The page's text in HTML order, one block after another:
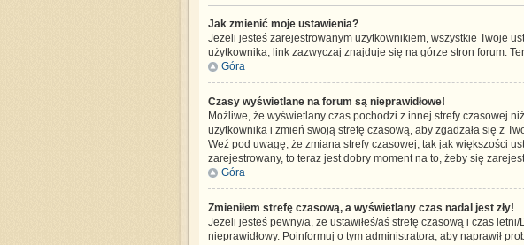
Jak zmienić moje ustawienia?
Jeżeli jesteś zarejestrowanym użytkownikiem, wszystkie Twoje
użytkownika; link zazwyczaj znajduje się na górze stron forum.
Góra
Czasy wyświetlane na forum są nieprawidłowe!
Możliwe, że wyświetlany czas pochodzi z innej strefy czasowej
użytkownika i zmień swoją strefę czasową, aby zgadzała się z
Weź pod uwagę, że zmiana strefy czasowej, tak jak większości
zarejestrowany, to teraz jest dobry moment na to, żeby się
Góra
Zmieniłem strefę czasową, a wyświetlany czas nadal jest zły!
Jeżeli jesteś pewny/a, że ustawiłeś/aś strefę czasową i czas
nieprawidłowy. Poinformuj o tym administratora, aby naprawił